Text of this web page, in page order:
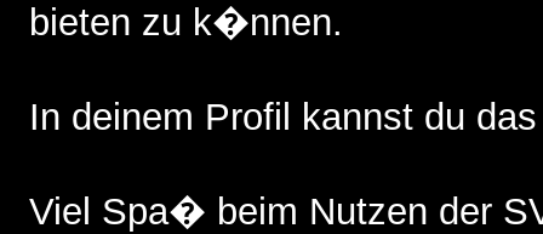
bieten zu k�nnen.
In deinem Profil kannst du
Viel Spa� beim Nutzen der